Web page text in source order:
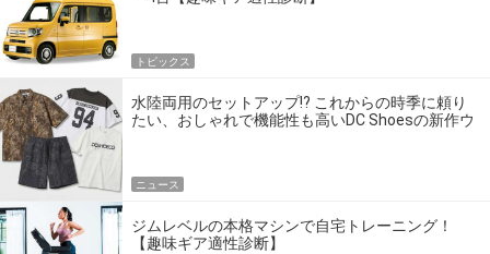
トピックス
水陸両用のセットアップ!? これからの時季に頼り
たい、おしゃれで機能性も高いDC Shoesの新作ウ
ニュース
ジムレベルの本格マシンで自宅トレーニング！
【趣味ギア適性診断】